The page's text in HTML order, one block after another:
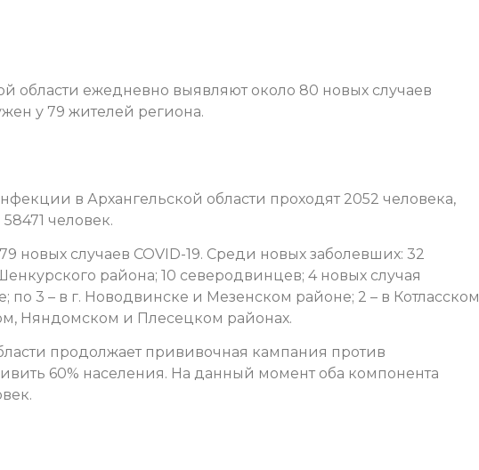
области ежедневно выявляют около 80 новых случаев
у 79 жителей региона.
в Архангельской области проходят 2052 человека,
человек.
новых случаев COVID-19. Среди новых заболевших: 32
района; 10 северодвинцев; 4 новых случая
3 – в г. Новодвинске и Мезенском районе; 2 – в Котласском
Няндомском и Плесецком районах.
продолжает прививочная кампания против
60% населения. На данный момент оба компонента